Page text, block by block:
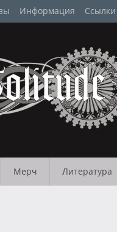
Информация Ссылки
Мерч Литература